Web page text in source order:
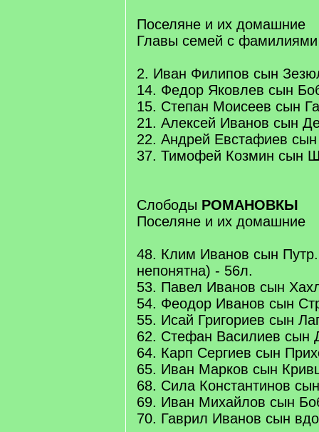
Поселяне и их домашние
Главы семей с фамилиями
2. Иван Филипов сын
14. Федор Яковлев сын
15. Степан Моисеев сын
21. Алексей Иванов сын
22. Андрей Евстафиев
37. Тимофей Козмин сын
Слободы РОМАНОВКЫ
Поселяне и их домашние
48. Клим Иванов сын
непонятна) - 56л.
53. Павел Иванов сын
54. Феодор Иванов сын
55. Исай Григориев сын
62. Стефан Василиев сын
64. Карп Сергиев сын
65. Иван Марков сын
68. Сила Константинов
69. Иван Михайлов сын
70. Гаврил Иванов сын